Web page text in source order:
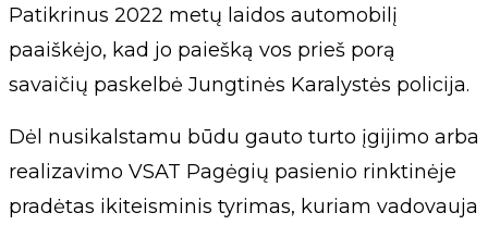
Patikrinus 2022 metų laidos automobilį
paaiškėjo, kad jo paiešką vos prieš porą
savaičių paskelbė Jungtinės Karalystės policija.
Dėl nusikalstamu būdu gauto turto įgijimo arba
realizavimo VSAT Pagėgių pasienio rinktinėje
pradėtas ikiteisminis tyrimas, kuriam vadovauja